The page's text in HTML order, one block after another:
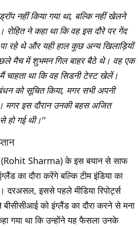
नहीं किया गया था, बल्कि नहीं खेलने
ने कहा था कि वह इस दौरे पर गेंद
रहे थे और यही हाल कुछ अन्य खिलाड़ियों
मैच में शुभमन गिल बाहर बैठे थे। वह एक
चाहता था कि वह सिडनी टेस्ट खेलें।
को सूचित किया, मगर सभी अपनी
इस दौरान उनकी बहस अजित
हो गई थी।''
(Rohit Sharma) के इस बयान से साफ
का दौरा करेंगे बल्कि टीम इंडिया का
दरअसल, इससे पहले मीडिया रिपोर्ट्स
को इंग्लैंड का दौरा करने से मना
गया था कि उन्होंने यह फैसला उनके